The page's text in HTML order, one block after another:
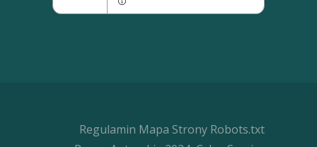
Regulamin Mapa Strony Robots.txt